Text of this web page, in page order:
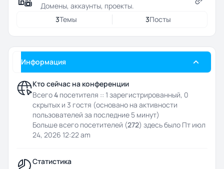
Домены, аккаунты, проекты.
3Темы 3Посты
Информация
Кто сейчас на конференции
Всего4 посетителя :: 1 зарегистрированный, 0
скрытых и 3 гостя (основано на активности
пользователей за последние 5 минут)
Больше всего посетителей (272) здесь было Пт июл
24, 2026 12:22 am
Статистика